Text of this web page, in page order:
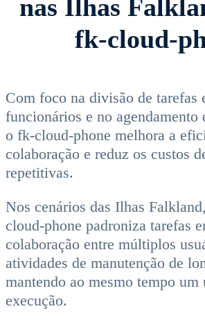
nas Ilhas
fk-cloud-
Com foco na divisão de tarefas
funcionários e no agendamento
o fk-cloud-phone melhora a
colaboração e reduz os custos
repetitivas.
Nos cenários das Ilhas
cloud-phone padroniza tarefas
colaboração entre múltiplos
atividades de manutenção de
mantendo ao mesmo tempo um
execução.